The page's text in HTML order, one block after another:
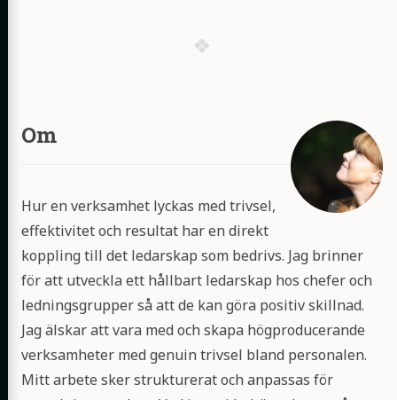
Om
Hur en verksamhet lyckas med trivsel,
effektivitet och resultat har en direkt
koppling till det ledarskap som bedrivs. Jag brinner
för att utveckla ett hållbart ledarskap hos chefer och
ledningsgrupper så att de kan göra positiv skillnad.
Jag älskar att vara med och skapa högproducerande
verksamheter med genuin trivsel bland personalen.
Mitt arbete sker strukturerat och anpassas för